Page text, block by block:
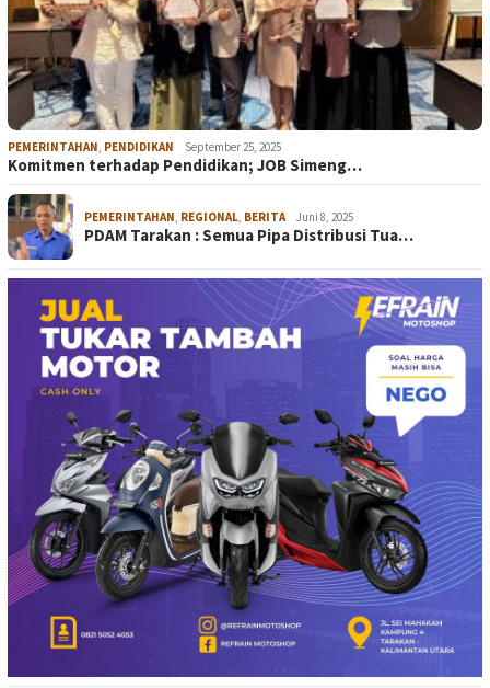
PEMERINTAHAN PENDIDIKAN September 25, 2025
Komitmen terhadap Pendidikan; JOB Simeng…
PEMERINTAHAN REGIONAL BERITA Juni 8, 2025
PDAM Tarakan : Semua Pipa Distribusi Tua…